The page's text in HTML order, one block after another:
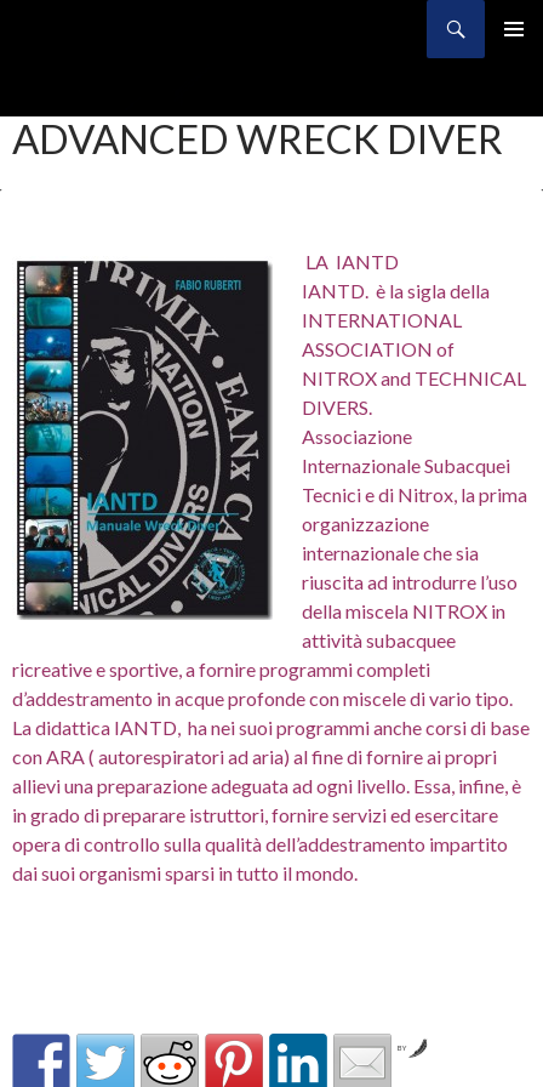
ADVANCED WRECK DIVER
LA IANTD
IANTD. è la sigla della
INTERNATIONAL
ASSOCIATION of
NITROX and TECHNICAL
DIVERS.
Associazione
Internazionale Subacquei
Tecnici e di Nitrox, la prima
organizzazione
internazionale che sia
riuscita ad introdurre l’uso
della miscela NITROX in
attività subacquee
ricreative e sportive, a fornire programmi completi
d’addestramento in acque profonde con miscele di vario tipo.
La didattica IANTD, ha nei suoi programmi anche corsi di base
con ARA ( autorespiratori ad aria) al fine difornire ai propri
allievi una preparazione adeguata ad ogni livello. Essa, infine, è
in grado di preparare istruttori, fornire servizi ed esercitare
opera di controllo sulla qualità dell’addestramento impartito
dai suoi organismi sparsi in tutto il mondo.
by